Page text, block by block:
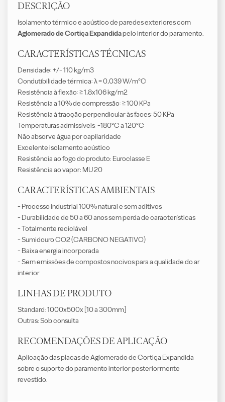
DESCRIÇÃO
Isolamento térmico e acústico de paredes exteriores com
Aglomerado de Cortiça Expandidapelo interior do paramento.
CARACTERÍSTICAS TÉCNICAS
Densidade: +/- 110 kg/m3
Condutibilidade térmica: λ = 0,039 W/m°C
Resistência à flexão: ≥ 1,8x106 kg/m2
Resistência a 10% de compressão: ≥ 100 KPa
Resistência à tracção perpendicular às faces: 50 KPa
Temperaturas admissíveis: -180°C a 120°C
Não absorve água por capilaridade
Excelente isolamento acústico
Resistência ao fogo do produto: Euroclasse E
Resistência ao vapor: MU 20
CARACTERÍSTICAS AMBIENTAIS
- Processo industrial 100% natural e sem aditivos
- Durabilidade de 50 a 60 anos sem perda de características
- Totalmente reciclável
- Sumidouro CO2 (CARBONO NEGATIVO)
- Baixa energia incorporada
- Sem emissões de compostos nocivos para a qualidade do ar
interior
LINHAS DE PRODUTO
Standard: 1000x500x [10 a 300mm]
Outras: Sob consulta
RECOMENDAÇÕES DE APLICAÇÃO
Aplicação das placas de Aglomerado de Cortiça Expandida
sobre o suporte do paramento interior posteriormente
revestido.